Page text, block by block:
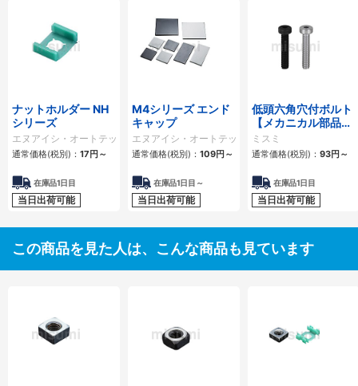
ナットホルダー NH
シリーズ
エヌアイシ・オートテック
通常価格(税別)： 17 円 ～
在庫品1日目
当日出荷可能
M4シリーズ エンド
キャップ
エヌアイシ・オートテック
通常価格(税別)： 109円 ～
在庫品1日目～
当日出荷可能
低頭六角穴付ボルト
【メカニカル部品カ
タログ掲載】
ミスミ
通常価格(税別)： 93円 ～
在庫品1日目
当日出荷可能
この商品を見た人は、こんな商品も見ています